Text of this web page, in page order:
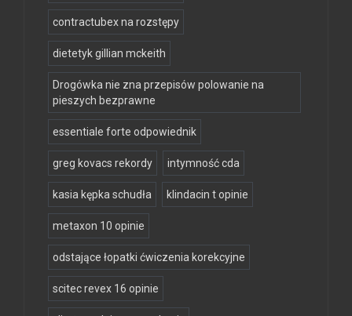
contractubex na rozstępy
dietetyk gillian mckeith
Drogówka nie zna przepisów polowanie na
pieszych bezprawne
essentiale forte odpowiednik
greg kovacs rekordy intymność cda
kasia kępka schudła klindacin t opinie
metaxon 10 opinie
odstające łopatki ćwiczenia korekcyjne
scitec revex 16 opinie